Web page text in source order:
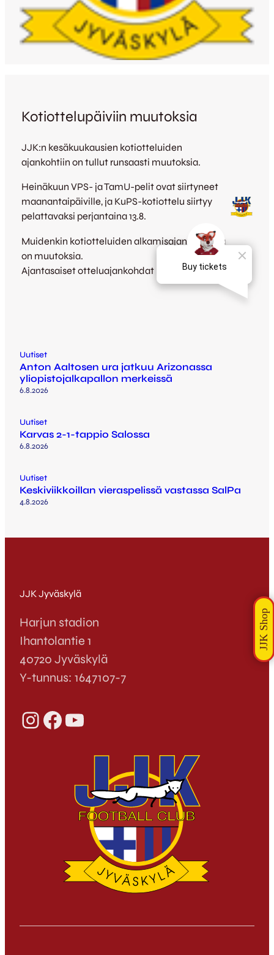
Kotiottelupäiviin muutoksia
JJK:n kesäkuukausien kotiotteluiden
ajankohtiin on tullut runsaasti muutoksia.
Heinäkuun VPS- ja TamU-pelit ovat siirtyneet
maanantaipäiville, ja KuPS-kotiottelu siirtyy
pelattavaksi perjantaina 13.8.
Muidenkin kotiotteluiden alkamisajankohdissa
on muutoksia.
Ajantasaiset otteluajankohdat löytyvättäältä.
Uutiset
Anton Aaltosen ura jatkuu Arizonassa
yliopistojalkapallon merkeissä
6.8.2026
Uutiset
Karvas 2-1-tappio Salossa
6.8.2026
Uutiset
Keskiviikkoillan vieraspelissä vastassa SalPa
4.8.2026
JJK Jyväskylä
Harjun stadion
Ihantolantie 1
40720 Jyväskylä
Y-tunnus: 1647107-7
InstagramFacebook YouTube